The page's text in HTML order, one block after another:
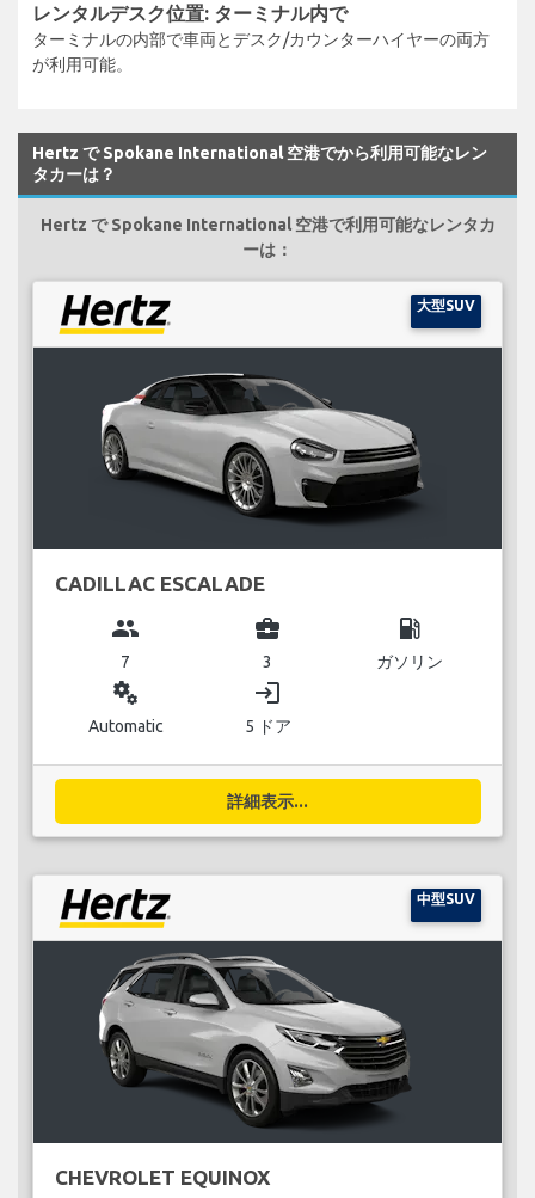
レンタルデスク位置: ターミナル内で
ターミナルの内部で車両とデスク/カウンターハイヤーの両方
が利用可能。
Hertz で Spokane International 空港でから利用可能なレン
タカーは？
Hertz で Spokane International 空港で利用可能なレンタカ
ーは：
大型SUV
CADILLAC ESCALADE
group
7
business_center
3
local_gas_station
ガソリン
miscellaneous_services
Automatic
login
5 ドア
詳細表示...
中型SUV
CHEVROLET EQUINOX